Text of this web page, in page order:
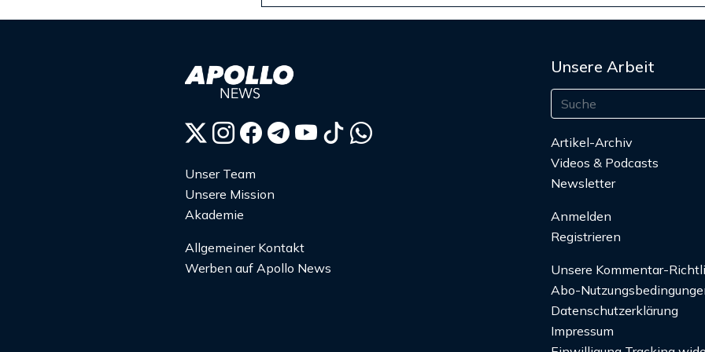
Unser Team
Unsere Mission
Akademie
Allgemeiner Kontakt
Werben auf Apollo News
Unsere Arbeit
Artikel-Archiv
Videos & Podcasts
Newsletter
Anmelden
Registrieren
Unsere Kommentar-
Abo-
Datenschutzerklärung
Impressum